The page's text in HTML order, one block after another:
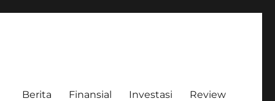
Berita Finansial Investasi Review